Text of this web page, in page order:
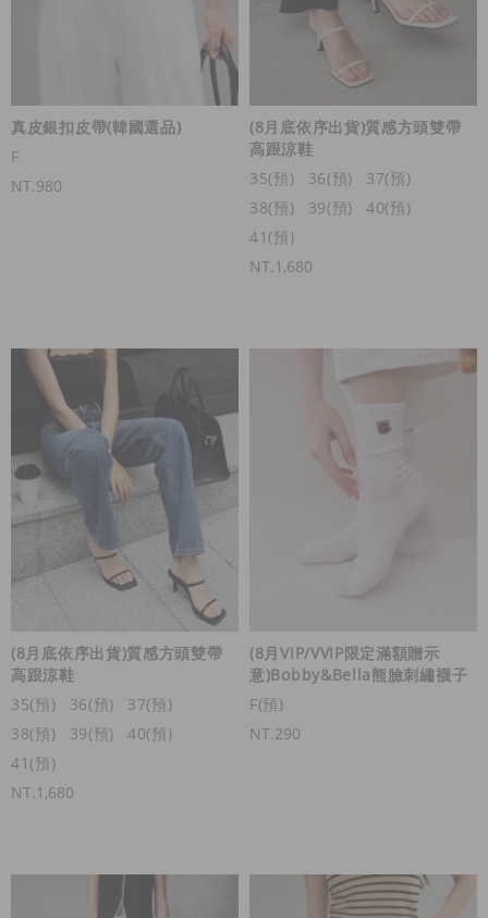
真皮銀扣皮帶(韓國選品)
F
NT.980
(8月底依序出貨)質感方頭雙帶
高跟涼鞋
35(預)
36(預)
37(預)
38(預)
39(預)
40(預)
41(預)
NT.1,680
(8月底依序出貨)質感方頭雙帶
高跟涼鞋
35(預)
36(預)
37(預)
38(預)
39(預)
40(預)
41(預)
NT.1,680
(8月VIP/VVIP限定滿額贈示
意)Bobby&Bella熊臉刺繡襪子
F(預)
NT.290